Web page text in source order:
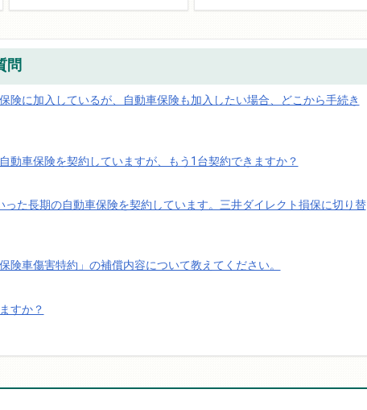
問
険に加入しているが、自動車保険も加入したい場合、どこから手続き
動車保険を契約していますが、もう1台契約できますか？
た長期の自動車保険を契約しています。三井ダイレクト損保に切り替
険車傷害特約」の補償内容について教えてください。
すか？